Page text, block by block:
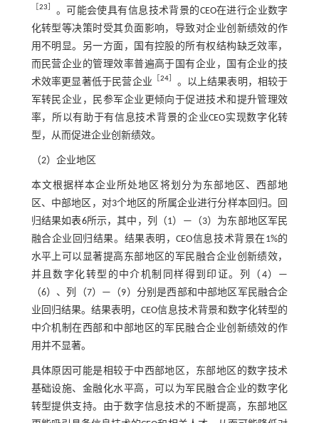
［23］ 。可能会使具有信息技术背景的CEO在进行企业数字
化转型等决策时受其负面影响，导致对企业创新绩效的作
用不明显。另一方面，国有控股的所有权结构缺乏效率，
而民营企业的管理效率普遍高于国有企业，国有企业的技
术效率更显著低于民营企业 ［24］ 。以上结果表明，相较于
军转民企业，民参军企业更倾向于促进技术和提升管理效
率，所以有助于有信息技术背景的企业CEO实现数字化转
型，从而促进企业创新绩效。
（2）企业地区
本文根据样本企业所处地区将划分为东部地区、西部地
区、中部地区，对3个地区的所属企业进行分样本回归。回
归结果如表6所示，其中，列（1）—（3）为东部地区军民
融合企业回归结果。结果表明，CEO信息技术背景在1%的
水平上可以显著提高东部地区的军民融合企业创新绩效，
并且数字化转型的中介机制同样得到印证。列（4）—
（6）、列（7）—（9）分别是西部和中部地区军民融合企
业回归结果。结果表明，CEO信息技术背景和数字化转型的
中介机制在西部和中部地区的军民融合企业创新绩效的作
用并不显著。
具体原因可能是相较于中西部地区，东部地区的数字技术
基础设施、金融化水平高，可以为军民融合企业的数字化
转型提供支持。由于数字信息技术的不断提高，东部地区